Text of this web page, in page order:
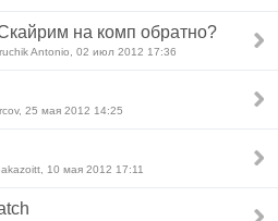
на комп обратно?
Antonio, 02 июл 2012 17:36
25 мая 2012 14:25
10 мая 2012 17:11